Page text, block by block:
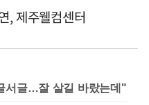
, 제주웰컴센터
서글…잘 살길 바랐는데"